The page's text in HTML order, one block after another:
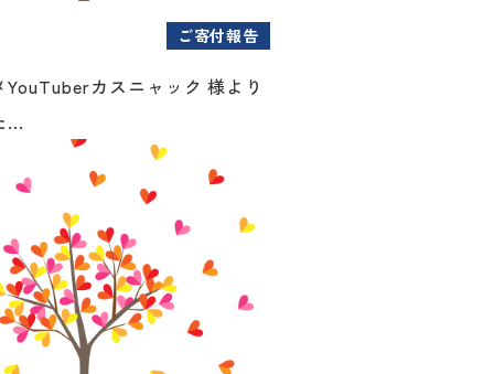
ご寄付報告
カスニャック 様より
...